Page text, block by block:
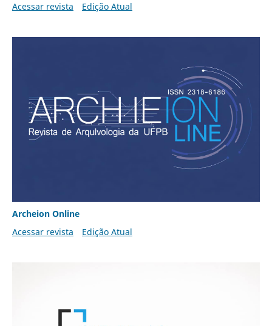
Acessar revista
Edição Atual
Archeion Online
Acessar revista
Edição Atual